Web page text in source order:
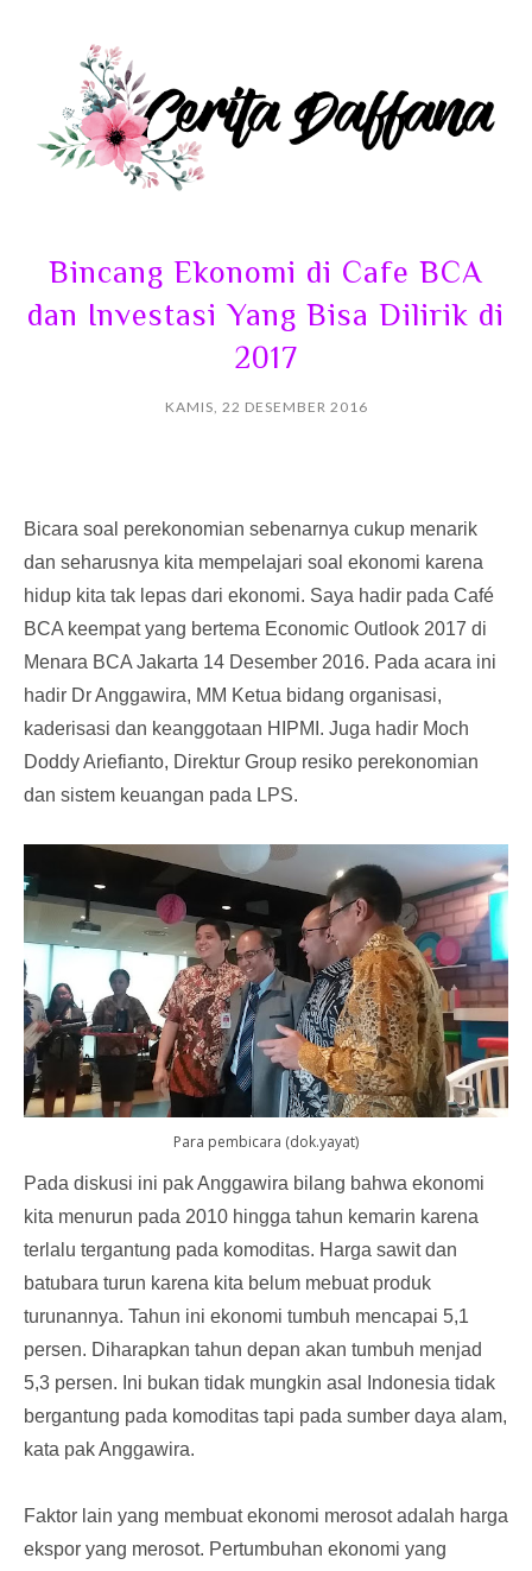
Bincang Ekonomi di Cafe BCA
dan Investasi Yang Bisa Dilirik di
2017
KAMIS, 22 DESEMBER 2016
Bicara soal perekonomian sebenarnya cukup menarik
dan seharusnya kita mempelajari soal ekonomi karena
hidup kita tak lepas dari ekonomi. Saya hadir pada Café
BCA keempat yang bertema Economic Outlook 2017 di
Menara BCA Jakarta 14 Desember 2016. Pada acara ini
hadir Dr Anggawira, MM Ketua bidang organisasi,
kaderisasi dan keanggotaan HIPMI. Juga hadir Moch
Doddy Ariefianto, Direktur Group resiko perekonomian
dan sistem keuangan pada LPS.
Para pembicara (dok.yayat)
Pada diskusi ini pak Anggawira bilang bahwa ekonomi
kita menurun pada 2010 hingga tahun kemarin karena
terlalu tergantung pada komoditas. Harga sawit dan
batubara turun karena kita belum mebuat produk
turunannya. Tahun ini ekonomi tumbuh mencapai 5,1
persen. Diharapkan tahun depan akan tumbuh menjad
5,3 persen. Ini bukan tidak mungkin asal Indonesia tidak
bergantung pada komoditas tapi pada sumber daya alam,
kata pak Anggawira.
Faktor lain yang membuat ekonomi merosot adalah harga
ekspor yang merosot. Pertumbuhan ekonomi yang